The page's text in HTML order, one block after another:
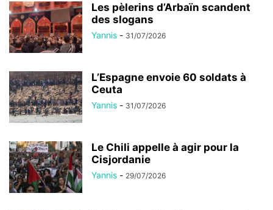
Les pèlerins d’Arbaïn scandent
des slogans
Yannis - 31/07/2026
L’Espagne envoie 60 soldats à
Ceuta
Yannis - 31/07/2026
Le Chili appelle à agir pour la
Cisjordanie
Yannis - 29/07/2026